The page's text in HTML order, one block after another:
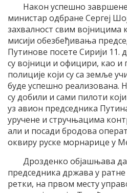
Након успешно завршене
министар одбране Сергеј
захвалност свим војницима
мисији обезбеђивања
Путинове посете Сирији 11.
су војници и официри, као и
полиције који су са земље
буде успешно реализована.
су добили и сами пилоти
уз авион председника
уручене и стручњацима
али и посади бродова
оквиру руске морнарице у
Дрозденко објашњава да
председника држава у
ретки, на првом месту